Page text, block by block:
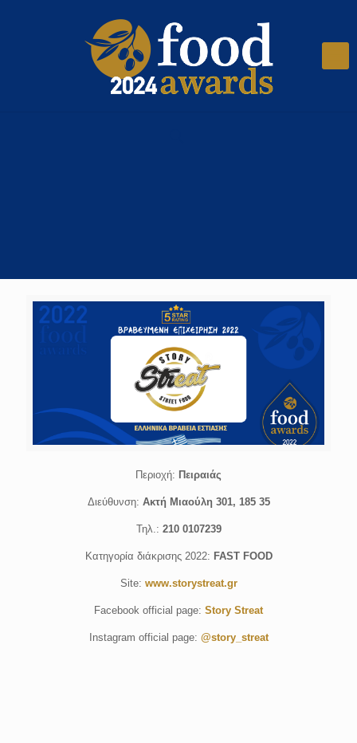
Περιοχή: Πειραιάς
Διεύθυνση: Ακτή Μιαούλη 301, 185 35
Τηλ.: 210 0107239
Κατηγορία διάκρισης 2022: FAST FOOD
Site: www.storystreat.gr
Facebook official page: Story Streat
Instagram official page: @story_streat